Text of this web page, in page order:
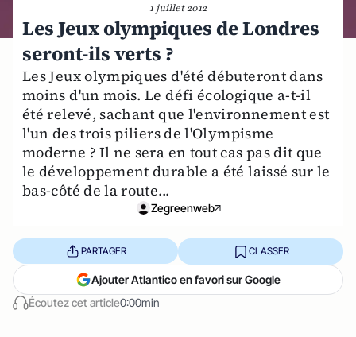
1 juillet 2012
Les Jeux olympiques de Londres
seront-ils verts ?
Les Jeux olympiques d'été débuteront dans
moins d'un mois. Le défi écologique a-t-il
été relevé, sachant que l'environnement est
l'un des trois piliers de l'Olympisme
moderne ? Il ne sera en tout cas pas dit que
le développement durable a été laissé sur le
bas-côté de la route...
Zegreenweb
Écoutez cet article0:00min
PARTAGER CLASSER
Ajouter Atlantico en favori sur Google